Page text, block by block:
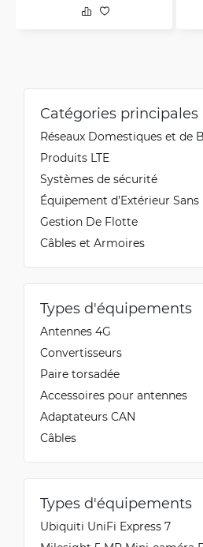
Catégories principales
Réseaux Domestiques et de
Produits LTE
Systèmes de sécurité
Équipement d’Extérieur Sans
Gestion De Flotte
Câbles et Armoires
Types d'équipements
Antennes 4G
Convertisseurs
Paire torsadée
Accessoires pour antennes
Adaptateurs CAN
Câbles
Types d'équipements
Ubiquiti UniFi Express 7